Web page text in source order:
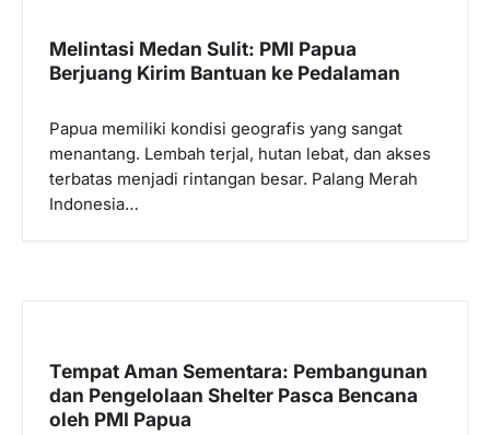
Melintasi Medan Sulit: PMI Papua
Berjuang Kirim Bantuan ke Pedalaman
Papua memiliki kondisi geografis yang sangat
menantang. Lembah terjal, hutan lebat, dan akses
terbatas menjadi rintangan besar. Palang Merah
Indonesia…
Tempat Aman Sementara: Pembangunan
dan Pengelolaan Shelter Pasca Bencana
oleh PMI Papua